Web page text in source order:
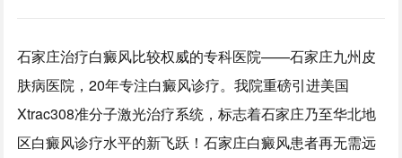
石家庄治疗白癜风比较权威的专科医院——石家庄九州皮
肤病医院，20年专注白癜风诊疗。我院重磅引进美国
Xtrac308准分子激光治疗系统，标志着石家庄乃至华北地
区白癜风诊疗水平的新飞跃！石家庄白癜风患者再无需远